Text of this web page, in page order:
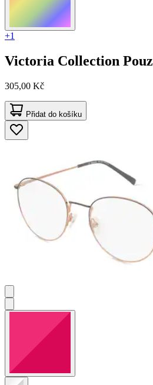
+1
Victoria Collection
305,00 Kč
Přidat do košíku